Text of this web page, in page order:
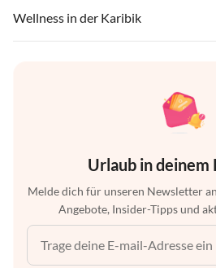
Wellness in der Karibik
Urlaub in deinem
Melde dich für unseren Newsletter
Angebote, Insider-Tipps und